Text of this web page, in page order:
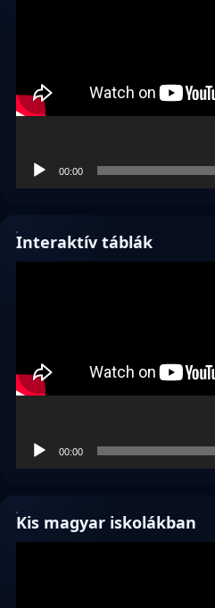
00:00
Interaktív táblák
00:00
Kis magyar iskolákban